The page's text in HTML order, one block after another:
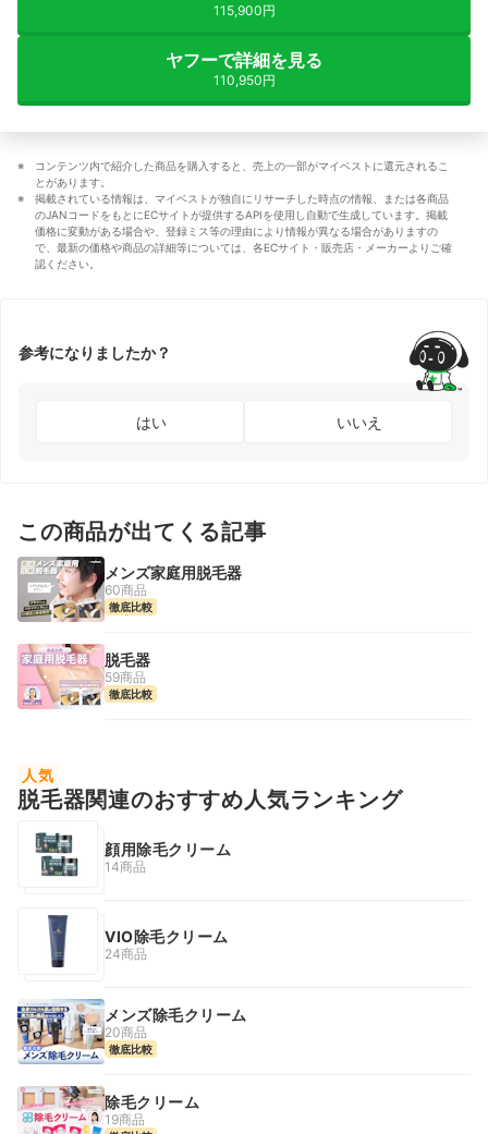
115,900円
ヤフーで詳細を見る
110,950円
コンテンツ内で紹介した商品を購入すると、売上の一部がマイベストに還元されるこ
とがあります。
掲載されている情報は、マイベストが独自にリサーチした時点の情報、または各商品
のJANコードをもとにECサイトが提供するAPIを使用し自動で生成しています。掲載
価格に変動がある場合や、登録ミス等の理由により情報が異なる場合がありますの
で、最新の価格や商品の詳細等については、各ECサイト・販売店・メーカーよりご確
認ください。
参考になりましたか？
はい いいえ
この商品が出てくる記事
メンズ家庭用脱毛器
60商品
徹底比較
脱毛器
59商品
徹底比較
人気
脱毛器関連のおすすめ人気ランキング
顔用除毛クリーム
14商品
VIO除毛クリーム
24商品
メンズ除毛クリーム
20商品
徹底比較
除毛クリーム
19商品